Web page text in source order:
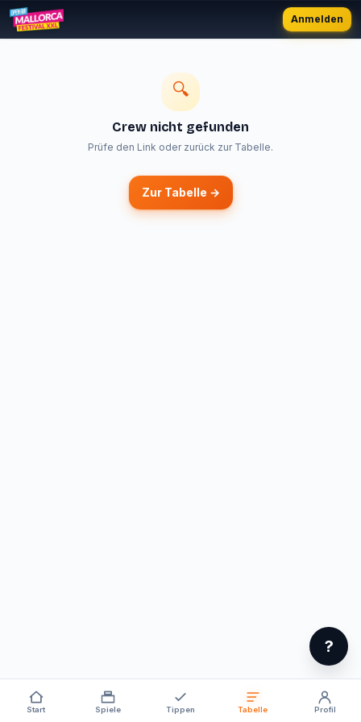
Anmelden
🔍
Crew nicht gefunden
Prüfe den Link oder zurück zur Tabelle.
Zur Tabelle →
Start Spiele Tippen Tabelle Profil
?